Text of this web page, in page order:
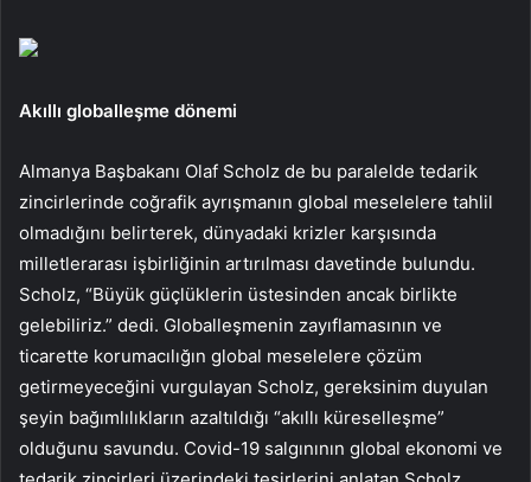
Akıllı globalleşme dönemi
Almanya Başbakanı Olaf Scholz de bu paralelde tedarik
zincirlerinde coğrafik ayrışmanın global meselelere tahlil
olmadı­ğını belirterek, dünyadaki krizler karşısında
milletlerarası işbirliği­nin artırılması davetinde bulun­du.
Scholz, “Büyük güçlüklerin üstesinden ancak birlikte
gelebi­liriz.” dedi. Globalleşmenin za­yıflamasının ve
ticarette koru­macılığın global meselelere çö­züm
getirmeyeceğini vurgulayan Scholz, gereksinim duyulan
şeyin ba­ğımlılıkların azaltıldığı “akıllı kü­reselleşme”
olduğunu savundu. Covid-19 salgınının global eko­nomi ve